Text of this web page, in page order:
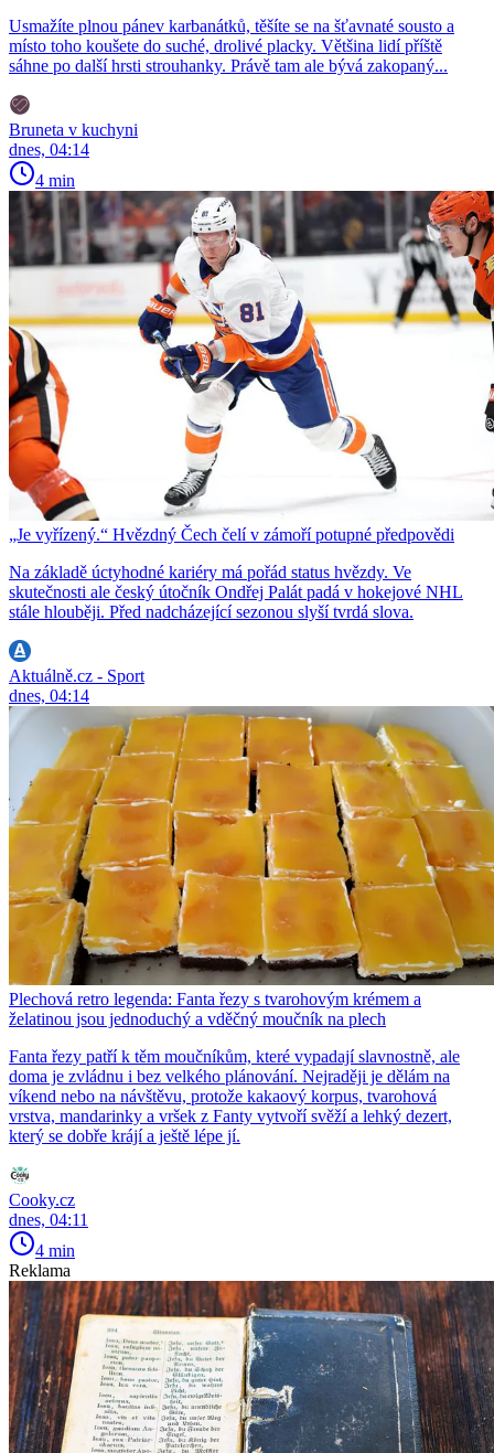
Usmažíte plnou pánev karbanátků, těšíte se na šťavnaté sousto a
místo toho koušete do suché, drolivé placky. Většina lidí příště
sáhne po další hrsti strouhanky. Právě tam ale bývá zakopaný...
Bruneta v kuchyni
dnes, 04:14
4 min
„Je vyřízený.“ Hvězdný Čech čelí v zámoří potupné předpovědi
Na základě úctyhodné kariéry má pořád status hvězdy. Ve
skutečnosti ale český útočník Ondřej Palát padá v hokejové NHL
stále hlouběji. Před nadcházející sezonou slyší tvrdá slova.
Aktuálně.cz - Sport
dnes, 04:14
Plechová retro legenda: Fanta řezy s tvarohovým krémem a
želatinou jsou jednoduchý a vděčný moučník na plech
Fanta řezy patří k těm moučníkům, které vypadají slavnostně, ale
doma je zvládnu i bez velkého plánování. Nejraději je dělám na
víkend nebo na návštěvu, protože kakaový korpus, tvarohová
vrstva, mandarinky a vršek z Fanty vytvoří svěží a lehký dezert,
který se dobře krájí a ještě lépe jí.
Cooky.cz
dnes, 04:11
4 min
Reklama